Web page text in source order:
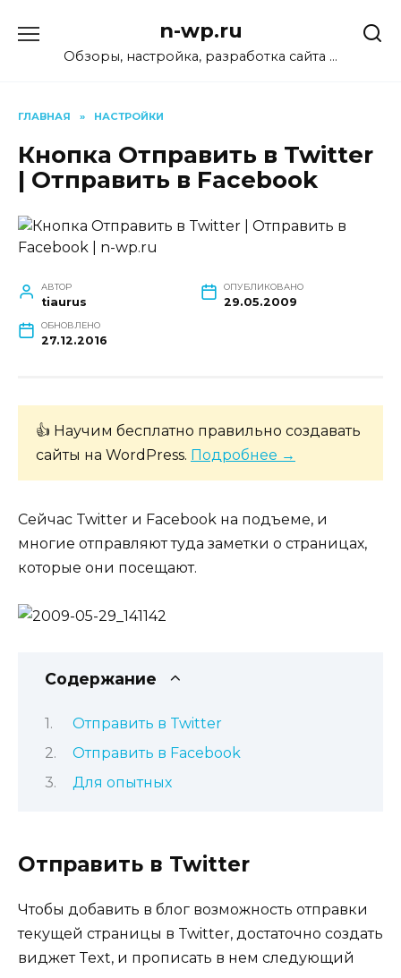
содержанию
n-wp.ru
Обзоры, настройка, разработка сайта …
ГЛАВНАЯ » НАСТРОЙКИ
Кнопка Отправить в Twitter
| Отправить в Facebook
АВТОР
tiaurus
ОПУБЛИКОВАНО
29.05.2009
ОБНОВЛЕНО
27.12.2016
👍 Научим бесплатно правильно создавать
сайты на WordPress. Подробнее →
Сейчас Twitter и Facebook на подъеме, и
многие отправляют туда заметки о страницах,
которые они посещают.
Содержание
Отправить в Twitter
Отправить в Facebook
Для опытных
Отправить в Twitter
Чтобы добавить в блог возможность отправки
текущей страницы в Twitter, достаточно создать
виджет Text, и прописать в нем следующий